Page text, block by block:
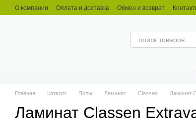
Перейти к основному контенту
О компании Оплата и доставка Обмен и возврат
Главная Каталог Полы Ламинат Classen Ламинат
Ламинат Classen